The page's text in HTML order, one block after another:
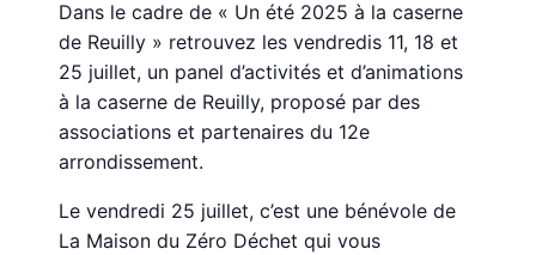
Dans le cadre de « Un été 2025 à la caserne
de Reuilly » retrouvez les vendredis 11, 18 et
25 juillet, un panel d’activités et d’animations
à la caserne de Reuilly, proposé par des
associations et partenaires du 12e
arrondissement.
Le vendredi 25 juillet, c’est une bénévole de
La Maison du Zéro Déchet qui vous